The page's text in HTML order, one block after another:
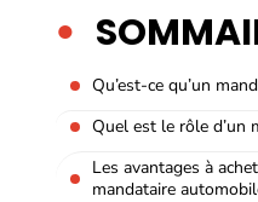
Qu’est-ce qu’un
Quel est le rôle d’un
Les avantages à
mandataire